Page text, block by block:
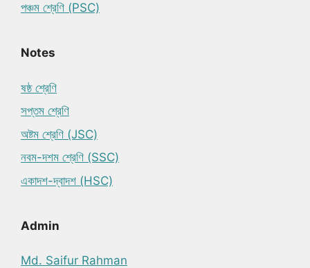
পঞ্চম শ্রেণি (PSC)
Notes
ষষ্ঠ শ্রেণি
সপ্তম শ্রেণি
অষ্টম শ্রেণি (JSC)
নবম-দশম শ্রেণি (SSC)
একাদশ-দ্বাদশ (HSC)
Admin
Md. Saifur Rahman